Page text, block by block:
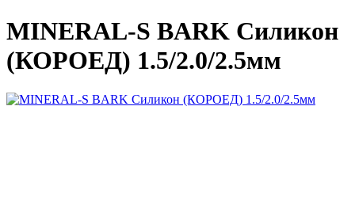
MINERAL-S BARK Силикон
(КОРОЕД) 1.5/2.0/2.5мм